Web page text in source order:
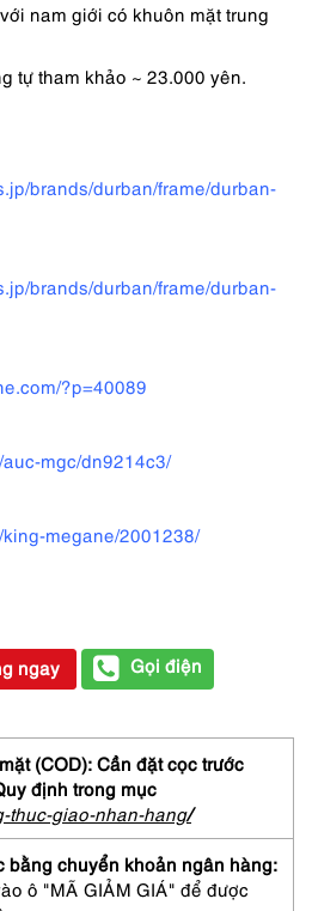
nam giới có khuôn mặt trung
tự tham khảo ~ 23.000 yên.
brands/durban/frame/durban-
brands/durban/frame/durban-
?p=40089
mgc/dn9214c3/
megane/2001238/
ngay Gọi điện
(COD): Cần đặt cọc trước
định trong mục
thuc-giao-nhan-hang/
bằng chuyển khoản ngân hàng:
ô "MÃ GIẢM GIÁ" để được